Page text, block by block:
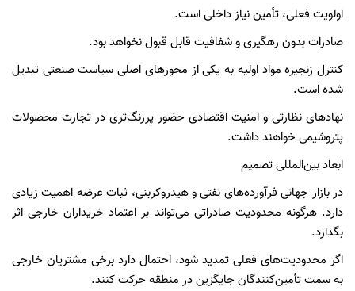
اولویت فعلی، تأمین نیاز داخلی است.
صادرات بدون رهگیری و شفافیت قابل قبول نخواهد بود.
کنترل زنجیره مواد اولیه به یکی از محورهای اصلی سیاست صنعتی تبدیل
شده است.
نهادهای نظارتی و امنیت اقتصادی حضور پررنگ‌تری در تجارت محصولات
پتروشیمی خواهند داشت.
ابعاد بین‌المللی تصمیم
در بازار جهانی فرآورده‌های نفتی و هیدروکربنی، ثبات عرضه اهمیت زیادی
دارد. هرگونه محدودیت صادراتی می‌تواند بر اعتماد خریداران خارجی اثر
بگذارد.
اگر محدودیت‌های فعلی تمدید شود، احتمال دارد برخی مشتریان خارجی
به سمت تأمین‌کنندگان جایگزین در منطقه حرکت کنند.